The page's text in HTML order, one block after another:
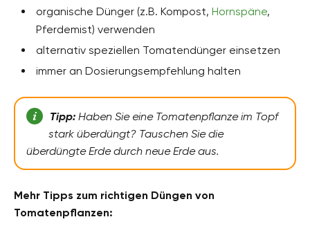
organische Dünger (z.B. Kompost, Hornspäne,
Pferdemist) verwenden
alternativ speziellen Tomatendünger einsetzen
immer an Dosierungsempfehlung halten
Tipp: Haben Sie eine Tomatenpflanze im Topf
stark überdüngt? Tauschen Sie die
überdüngte Erde durch neue Erde aus.
Mehr Tipps zum richtigen Düngen von
Tomatenpflanzen: